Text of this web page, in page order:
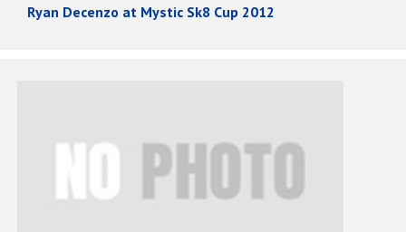
Ryan Decenzo at Mystic Sk8 Cup 2012